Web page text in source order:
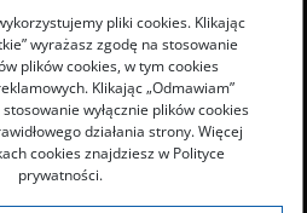
pliki cookies. Klikając
wyrażasz zgodę na stosowanie
plików cookies, w tym cookies
Klikając „Odmawiam”
wyłącznie plików cookies
działania strony. Więcej
cookies znajdziesz w Polityce
prywatności.